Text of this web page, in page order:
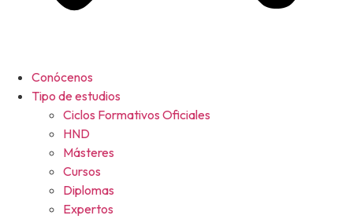
Conócenos
Tipo de estudios
Ciclos Formativos Oficiales
HND
Másteres
Cursos
Diplomas
Expertos